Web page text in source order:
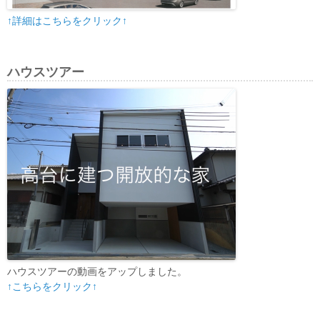
↑詳細はこちらをクリック↑
ハウスツアー
ハウスツアーの動画をアップしました。
↑こちらをクリック↑